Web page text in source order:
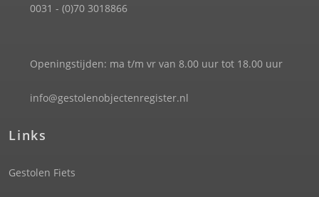
0031 - (0)70 3018866
Openingstijden: ma t/m vr van 8.00 uur tot 18.00 uur
info@gestolenobjectenregister.nl
Links
Gestolen Fiets